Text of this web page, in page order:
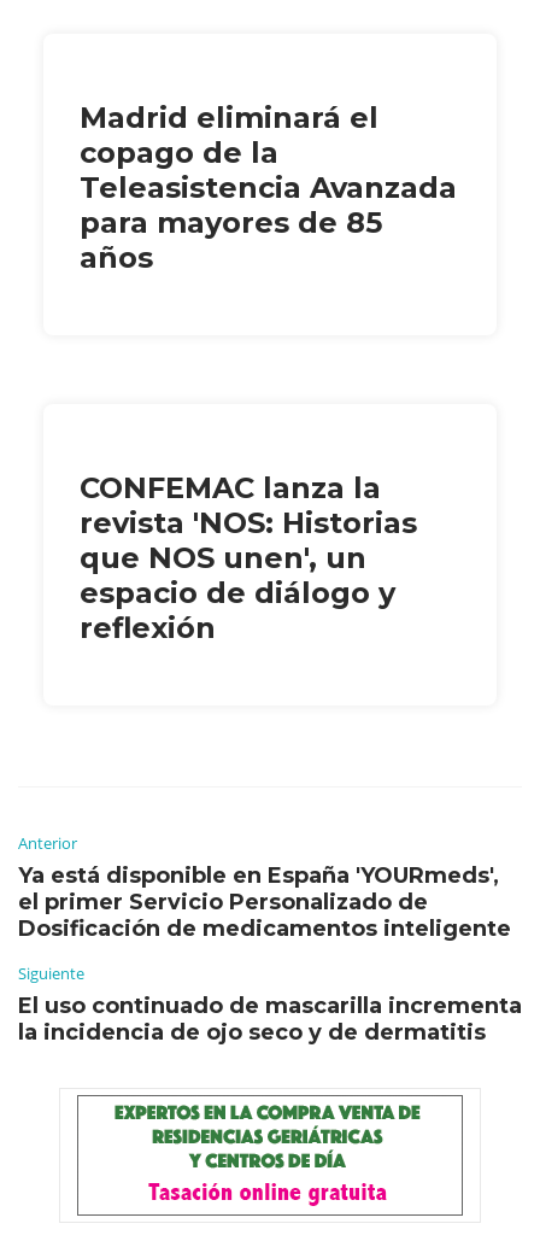
Madrid eliminará el
copago de la
Teleasistencia Avanzada
para mayores de 85
años
CONFEMAC lanza la
revista 'NOS: Historias
que NOS unen', un
espacio de diálogo y
reflexión
Anterior
Ya está disponible en España 'YOURmeds',
el primer Servicio Personalizado de
Dosificación de medicamentos inteligente
Siguiente
El uso continuado de mascarilla incrementa
la incidencia de ojo seco y de dermatitis